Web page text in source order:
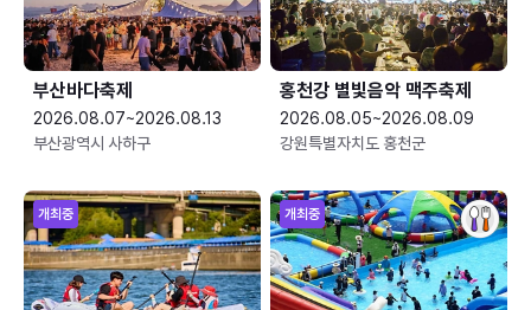
부산바다축제
2026.08.07~2026.08.13
부산광역시 사하구
홍천강 별빛음악 맥주축제
2026.08.05~2026.08.09
강원특별자치도 홍천군
개최중 개최중